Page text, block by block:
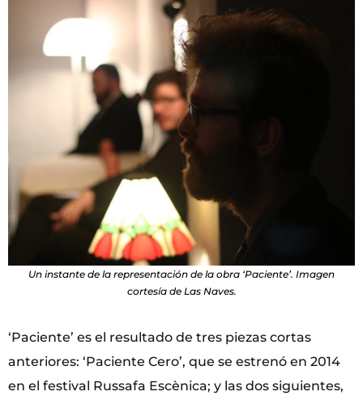
Un instante de la representación de la obra ‘Paciente’. Imagen
cortesía de Las Naves.
‘Paciente’ es el resultado de tres piezas cortas
anteriores: ‘Paciente Cero’, que se estrenó en 2014
en el festival Russafa Escènica; y las dos siguientes,